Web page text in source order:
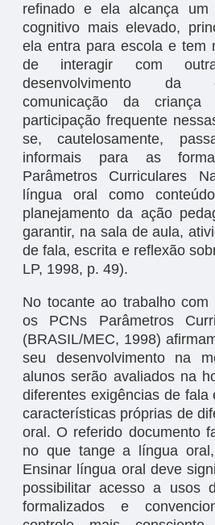
refinado e ela alcança
cognitivo mais elevado,
ela entra para escola e tem
de interagir com
desenvolvimento da
comunicação da
participação frequente
se, cautelosamente,
informais para as
Parâmetros Curriculares
língua oral como
planejamento da ação
garantir, na sala de aula,
de fala, escrita e reflexão
LP, 1998, p. 49).
No tocante ao trabalho com
os PCNs Parâmetros
(BRASIL/MEC, 1998)
seu desenvolvimento na
alunos serão avaliados na
diferentes exigências de fala
características próprias de
oral. O referido documento
no que tange a língua
Ensinar língua oral deve
possibilitar acesso a usos
formalizados e